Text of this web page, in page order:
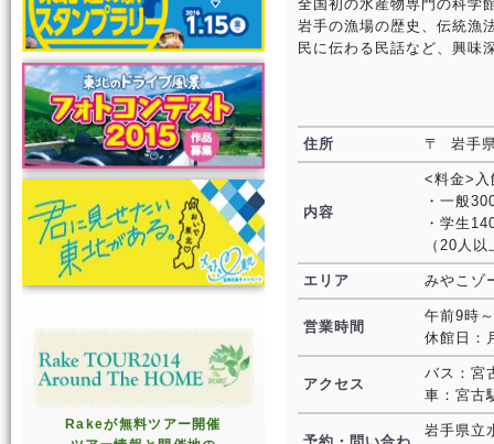
Rakeが無料ツアー開催
全国初の水産物専門の科学
岩手の漁場の歴史、伝統漁
民に伝わる民話など、興味
住所 〒 岩手
内容
<料金>入
・一般
・学生
（20人
エリア みやこゾ
営業時間
午前9時
休館日：
アクセス
バス：宮
車：宮
岩手県立